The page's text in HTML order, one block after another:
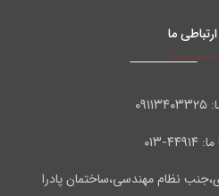
ما
۰۹۱۱۳۴۰۳۳۲۵
۴۴۹۱۴-۰۱۳
نظام مهندسی،ساختمان پادرا